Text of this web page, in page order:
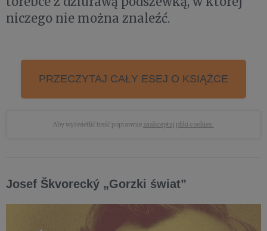
niczego nie można znaleźć.
PRZECZYTAJ CAŁY ESEJ O KSIĄŻCE
Aby wyświetlić treść poprawnie zaakceptuj pliki cookies.
Josef Škvorecký „Gorzki świat”